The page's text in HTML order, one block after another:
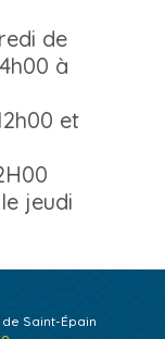
de
à
et
jeudi
Saint-Épain